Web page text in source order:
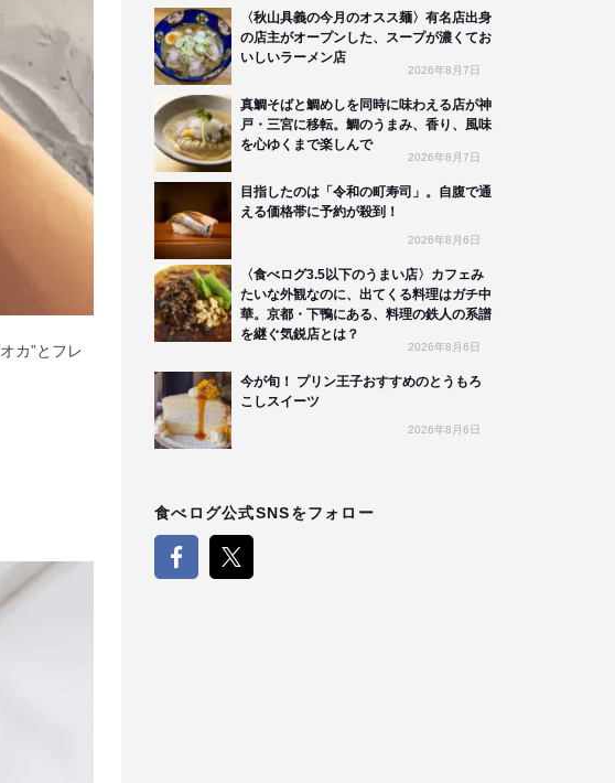
カ”とフレ
〈秋山具義の今月のオスス麺〉有名店出身
の店主がオープンした、スープが濃くてお
いしいラーメン店
2026年8月7日
真鯛そばと鯛めしを同時に味わえる店が神
戸・三宮に移転。鯛のうまみ、香り、風味
を心ゆくまで楽しんで
2026年8月7日
目指したのは「令和の町寿司」。自腹で通
える価格帯に予約が殺到！
2026年8月6日
〈食べログ3.5以下のうまい店〉カフェみ
たいな外観なのに、出てくる料理はガチ中
華。京都・下鴨にある、料理の鉄人の系譜
を継ぐ気鋭店とは？
2026年8月6日
今が旬！ プリン王子おすすめのとうもろ
こしスイーツ
2026年8月6日
食べログ公式SNSをフォロー